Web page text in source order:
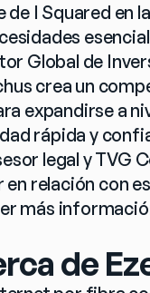
I Squared en
Global de
crea un
expandirse a
rápida y
legal y TVG
en relación con
más
de